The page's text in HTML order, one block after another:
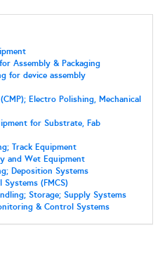
Assembly & Packaging
for device assembly
Electro Polishing, Mechanical
for Substrate, Fab
Track Equipment
and Wet Equipment
Deposition Systems
(FMCS)
Storage; Supply Systems
& Control Systems